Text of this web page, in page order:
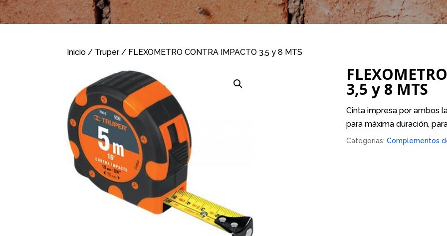
Inicio / Truper/ FLEXOMETRO CONTRA IMPACTO 3,5 y 8 MTS
3,5 y 8 MTS
Cinta impresa por ambos
para máxima duración,
Categorías: Complementos